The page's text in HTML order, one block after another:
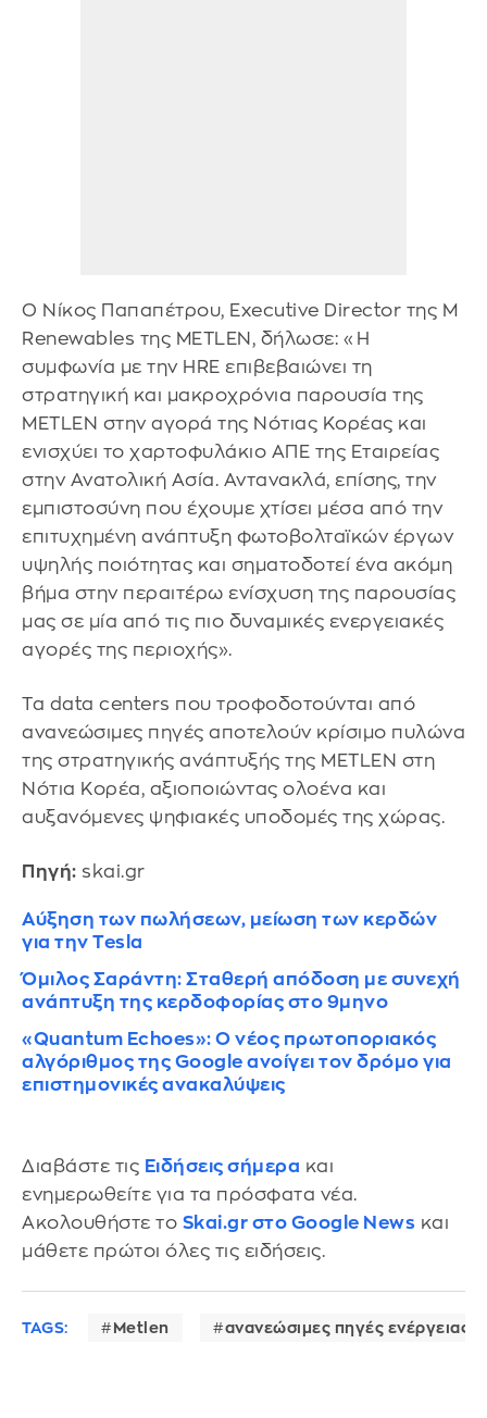
Ο Νίκος Παπαπέτρου, Executive Director της M
Renewables της METLEN, δήλωσε: «Η
συμφωνία με την HRE επιβεβαιώνει τη
στρατηγική και μακροχρόνια παρουσία της
METLEN στην αγορά της Νότιας Κορέας και
ενισχύει το χαρτοφυλάκιο ΑΠΕ της Εταιρείας
στην Ανατολική Ασία. Αντανακλά, επίσης, την
εμπιστοσύνη που έχουμε χτίσει μέσα από την
επιτυχημένη ανάπτυξη φωτοβολταϊκών έργων
υψηλής ποιότητας και σηματοδοτεί ένα ακόμη
βήμα στην περαιτέρω ενίσχυση της παρουσίας
μας σε μία από τις πιο δυναμικές ενεργειακές
αγορές της περιοχής».
Τα data centers που τροφοδοτούνται από
ανανεώσιμες πηγές αποτελούν κρίσιμο πυλώνα
της στρατηγικής ανάπτυξής της METLEN στη
Νότια Κορέα, αξιοποιώντας ολοένα και
αυξανόμενες ψηφιακές υποδομές της χώρας.
Πηγή: skai.gr
Αύξηση των πωλήσεων, μείωση των κερδών
για την Tesla
Όμιλος Σαράντη: Σταθερή απόδοση με συνεχή
ανάπτυξη της κερδοφορίας στο 9μηνο
«Quantum Echoes»: Ο νέος πρωτοποριακός
αλγόριθμος της Google ανοίγει τον δρόμο για
επιστημονικές ανακαλύψεις
Διαβάστε τις Ειδήσεις σήμερα και
ενημερωθείτε για τα πρόσφατα νέα.
Ακολουθήστε το Skai.gr στο Google News και
μάθετε πρώτοι όλες τις ειδήσεις.
TAGS: Metlen ανανεώσιμες πηγές ενέργειας